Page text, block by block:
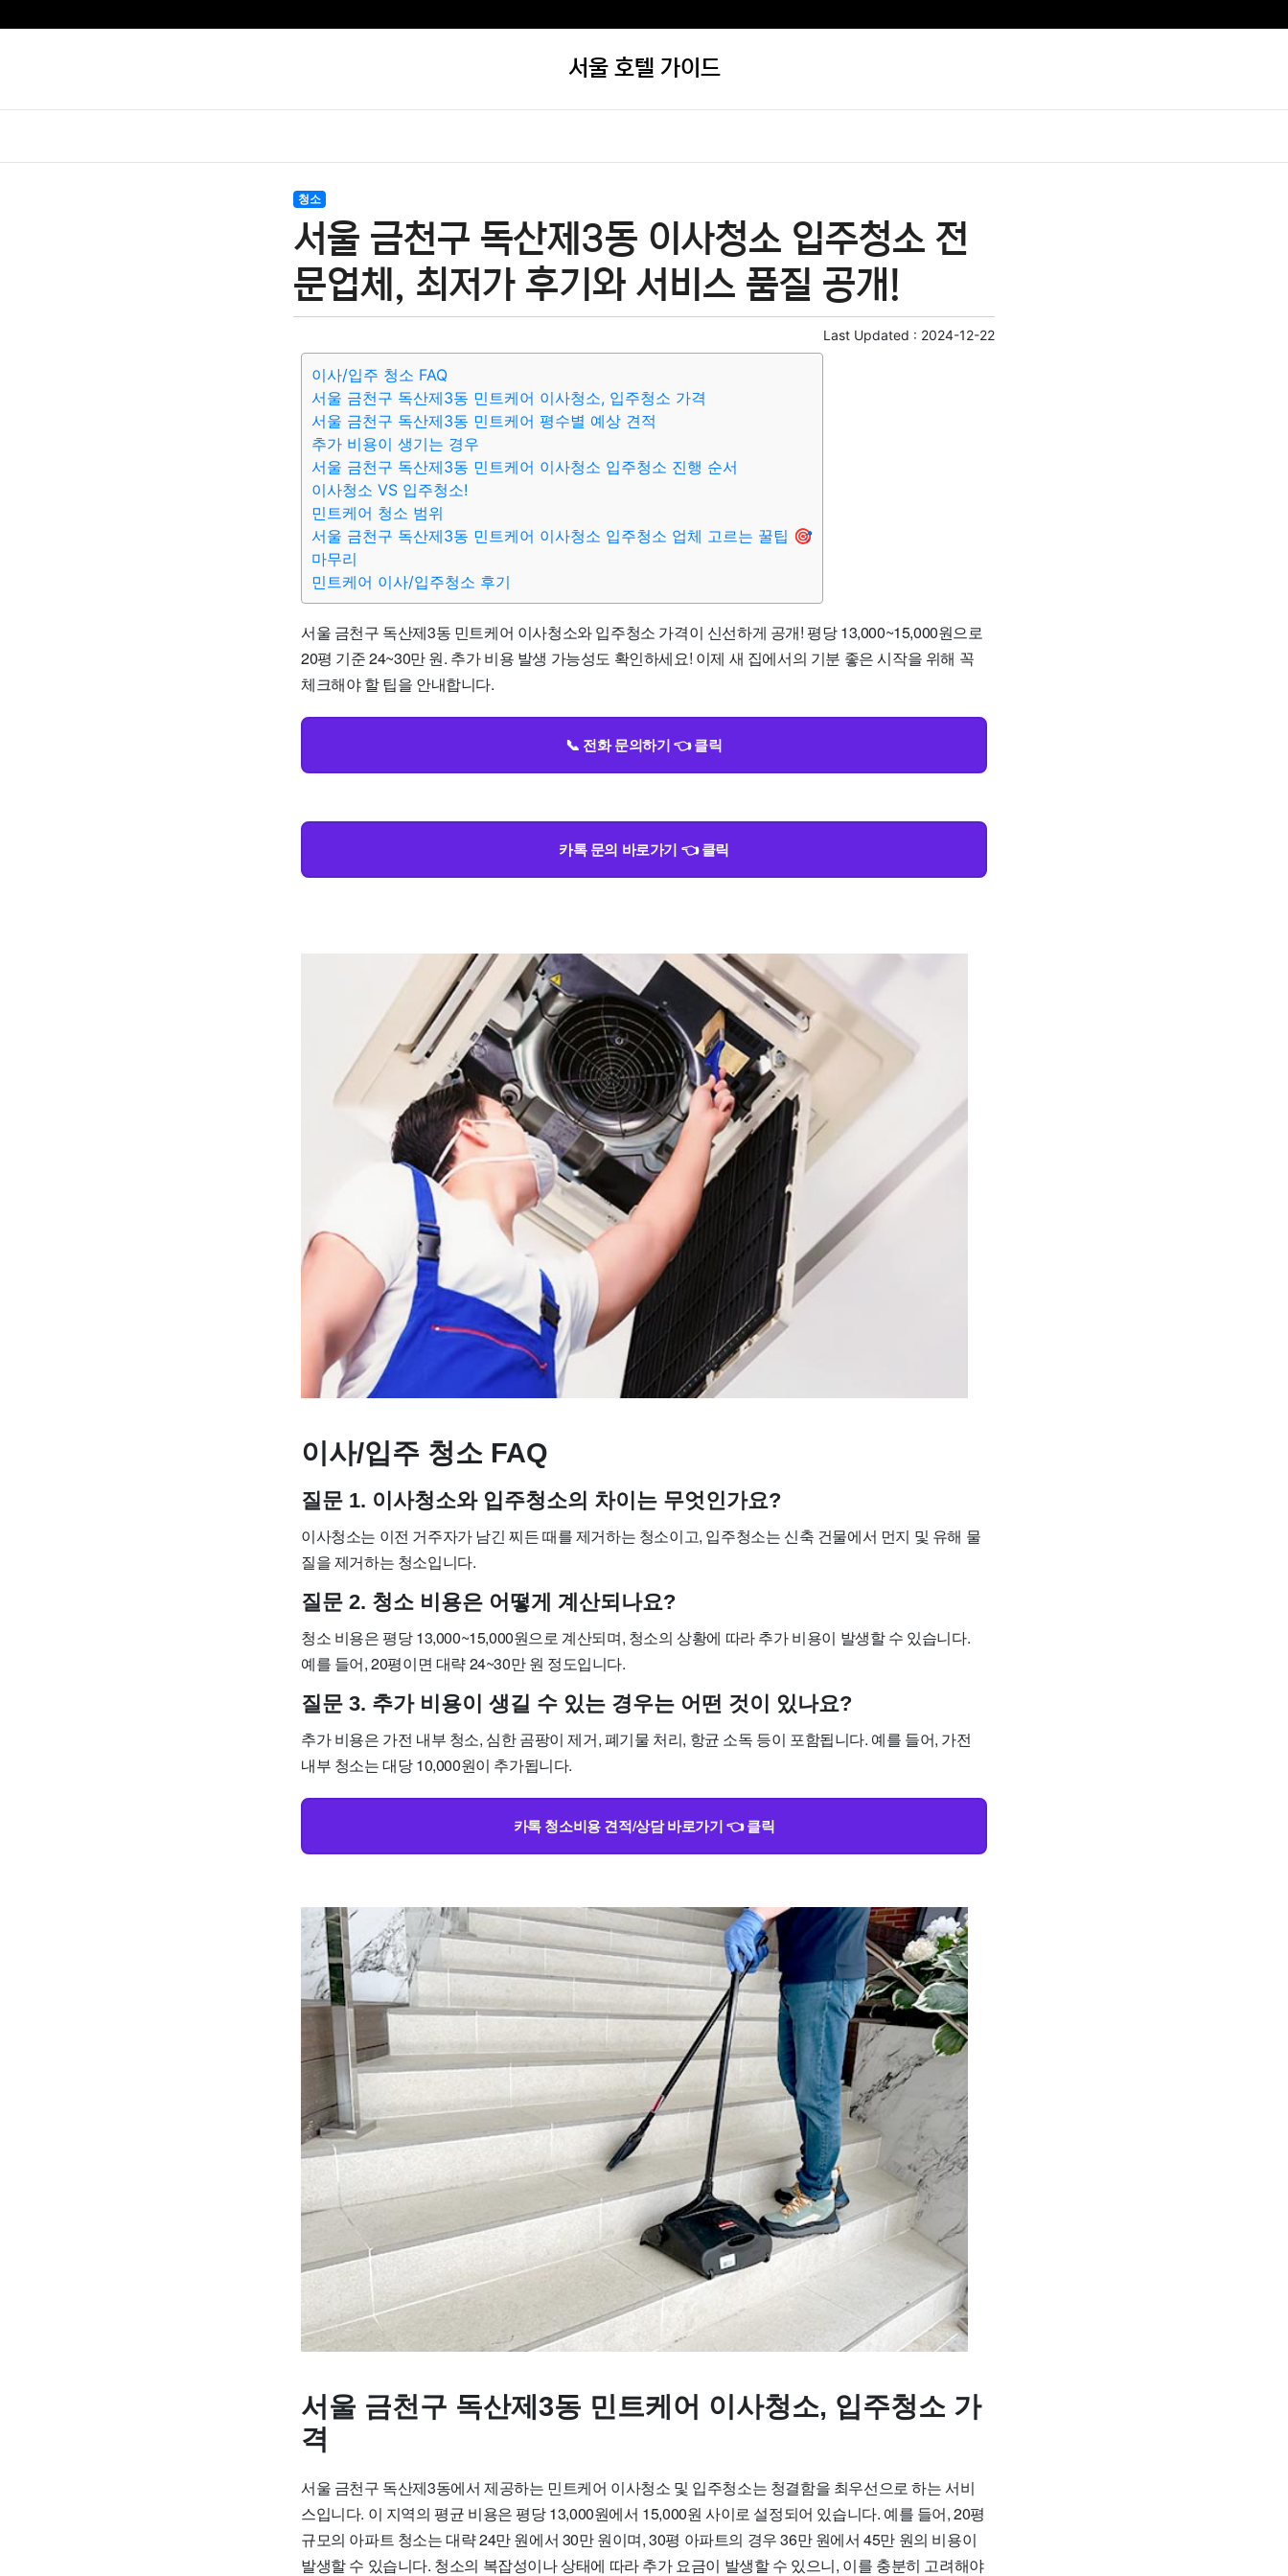
서울 호텔 가이드
청소
서울 금천구 독산제3동 이사청소 입주청소 전
문업체, 최저가 후기와 서비스 품질 공개!
Last Updated : 2024-12-22
이사/입주 청소 FAQ
서울 금천구 독산제3동 민트케어 이사청소, 입주청소 가격
서울 금천구 독산제3동 민트케어 평수별 예상 견적
추가 비용이 생기는 경우
서울 금천구 독산제3동 민트케어 이사청소 입주청소 진행 순서
이사청소 VS 입주청소!
민트케어 청소 범위
서울 금천구 독산제3동 민트케어 이사청소 입주청소 업체 고르는 꿀팁 🎯
마무리
민트케어 이사/입주청소 후기
서울 금천구 독산제3동 민트케어 이사청소와 입주청소 가격이 신선하게 공개! 평당 13,000~15,000원으로
20평 기준 24~30만 원. 추가 비용 발생 가능성도 확인하세요! 이제 새 집에서의 기분 좋은 시작을 위해 꼭
체크해야 할 팁을 안내합니다.
📞 전화 문의하기 👈 클릭
카톡 문의 바로가기 👈 클릭
이사/입주 청소 FAQ
질문 1. 이사청소와 입주청소의 차이는 무엇인가요?
이사청소는 이전 거주자가 남긴 찌든 때를 제거하는 청소이고, 입주청소는 신축 건물에서 먼지 및 유해 물
질을 제거하는 청소입니다.
질문 2. 청소 비용은 어떻게 계산되나요?
청소 비용은 평당 13,000~15,000원으로 계산되며, 청소의 상황에 따라 추가 비용이 발생할 수 있습니다.
예를 들어, 20평이면 대략 24~30만 원 정도입니다.
질문 3. 추가 비용이 생길 수 있는 경우는 어떤 것이 있나요?
추가 비용은 가전 내부 청소, 심한 곰팡이 제거, 폐기물 처리, 항균 소독 등이 포함됩니다. 예를 들어, 가전
내부 청소는 대당 10,000원이 추가됩니다.
카톡 청소비용 견적/상담 바로가기 👈 클릭
서울 금천구 독산제3동 민트케어 이사청소, 입주청소 가
격
서울 금천구 독산제3동에서 제공하는 민트케어 이사청소 및 입주청소는 청결함을 최우선으로 하는 서비
스입니다. 이 지역의 평균 비용은 평당 13,000원에서 15,000원 사이로 설정되어 있습니다. 예를 들어, 20평
규모의 아파트 청소는 대략 24만 원에서 30만 원이며, 30평 아파트의 경우 36만 원에서 45만 원의 비용이
발생할 수 있습니다. 청소의 복잡성이나 상태에 따라 추가 요금이 발생할 수 있으니, 이를 충분히 고려해야